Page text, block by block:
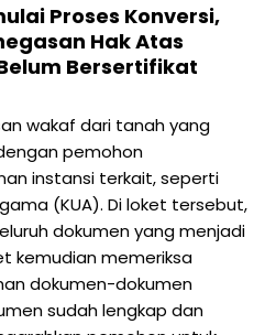
Proses Konversi,
Hak Atas
Bersertifikat
wakaf dari tanah yang
pemohon
instansi terkait, seperti
(KUA). Di loket tersebut,
dokumen yang menjadi
kemudian memeriksa
dokumen-dokumen
sudah lengkap dan